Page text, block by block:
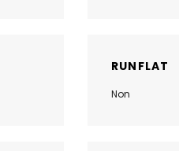
RUNFLAT
Non